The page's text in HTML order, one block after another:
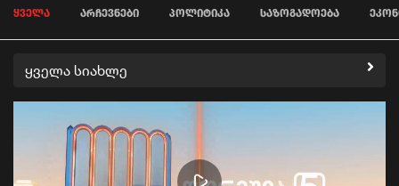
ᲧᲕᲔᲚᲐ ᲐᲠᲩᲔᲕᲜᲔᲑᲘ ᲞᲝᲚᲘᲢᲘᲙᲐ ᲡᲐᲖᲝᲒᲐᲓᲝᲔᲑᲐ
ყველა სიახლე